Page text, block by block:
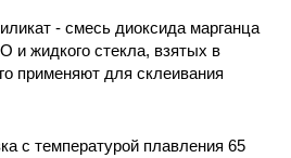
- смесь диоксида марганца
и жидкого стекла, взятых в
применяют для склеивания
с температурой плавления 65